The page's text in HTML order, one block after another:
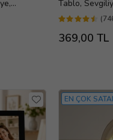
Tablo,
Arkadaşa
369,00 TL
EN ÇOK